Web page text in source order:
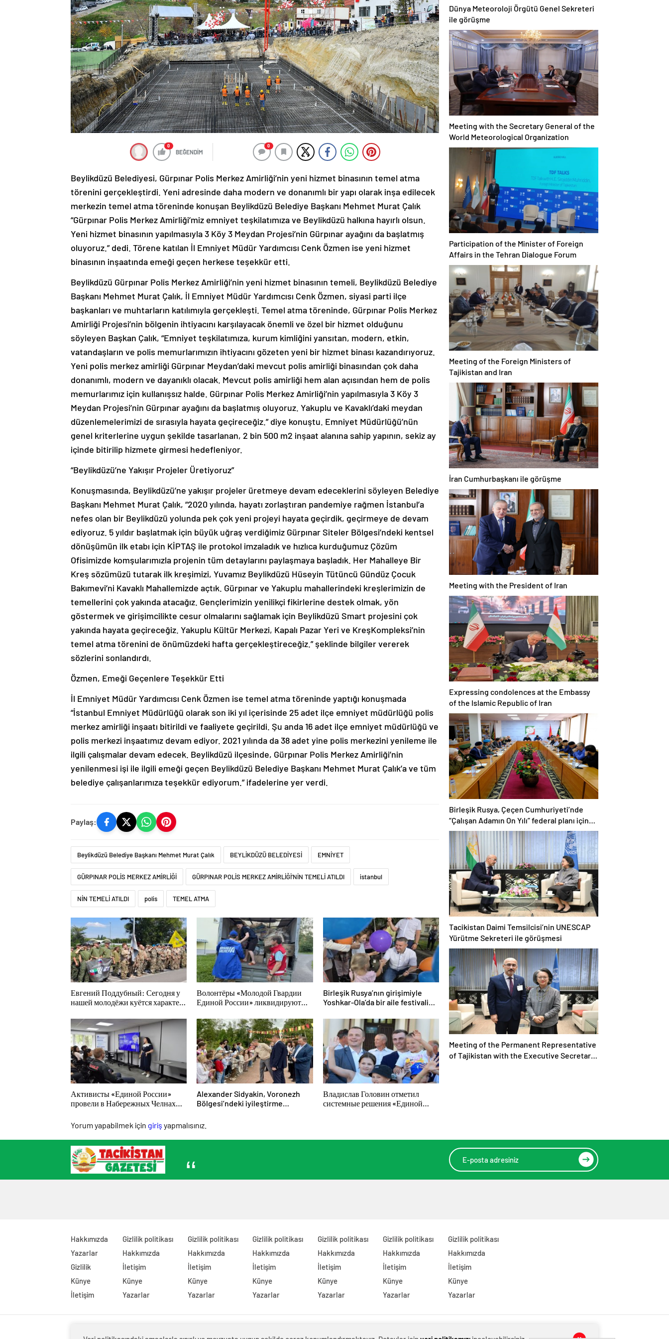
0
BEĞENDİM
0
Beylikdüzü Belediyesi, Gürpınar Polis Merkez Amirliği’nin yeni hizmet binasının temel atma
törenini gerçekleştirdi. Yeni adresinde daha modern ve donanımlı bir yapı olarak inşa edilecek
merkezin temel atma töreninde konuşan Beylikdüzü Belediye Başkanı Mehmet Murat Çalık
“Gürpınar Polis Merkez Amirliği’miz emniyet teşkilatımıza ve Beylikdüzü halkına hayırlı olsun.
Yeni hizmet binasının yapılmasıyla 3 Köy 3 Meydan Projesi’nin Gürpınar ayağını da başlatmış
oluyoruz.” dedi. Törene katılan İl Emniyet Müdür Yardımcısı Cenk Özmen ise yeni hizmet
binasının inşaatında emeği geçen herkese teşekkür etti.
Beylikdüzü Gürpınar Polis Merkez Amirliği’nin yeni hizmet binasının temeli, Beylikdüzü Belediye
Başkanı Mehmet Murat Çalık, İl Emniyet Müdür Yardımcısı Cenk Özmen, siyasi parti ilçe
başkanları ve muhtarların katılımıyla gerçekleşti. Temel atma töreninde, Gürpınar Polis Merkez
Amirliği Projesi’nin bölgenin ihtiyacını karşılayacak önemli ve özel bir hizmet olduğunu
söyleyen Başkan Çalık, “Emniyet teşkilatımıza, kurum kimliğini yansıtan, modern, etkin,
vatandaşların ve polis memurlarımızın ihtiyacını gözeten yeni bir hizmet binası kazandırıyoruz.
Yeni polis merkez amirliği Gürpınar Meydan’daki mevcut polis amirliği binasından çok daha
donanımlı, modern ve dayanıklı olacak. Mevcut polis amirliği hem alan açısından hem de polis
memurlarımız için kullanışsız halde. Gürpınar Polis Merkez Amirliği’nin yapılmasıyla 3 Köy 3
Meydan Projesi’nin Gürpınar ayağını da başlatmış oluyoruz. Yakuplu ve Kavaklı’daki meydan
düzenlemelerimizi de sırasıyla hayata geçireceğiz.” diye konuştu. Emniyet Müdürlüğü’nün
genel kriterlerine uygun şekilde tasarlanan, 2 bin 500 m2 inşaat alanına sahip yapının, sekiz ay
içinde bitirilip hizmete girmesi hedefleniyor.
“Beylikdüzü’ne Yakışır Projeler Üretiyoruz”
Konuşmasında, Beylikdüzü’ne yakışır projeler üretmeye devam edeceklerini söyleyen Belediye
Başkanı Mehmet Murat Çalık, “2020 yılında, hayatı zorlaştıran pandemiye rağmen İstanbul’a
nefes olan bir Beylikdüzü yolunda pek çok yeni projeyi hayata geçirdik, geçirmeye de devam
ediyoruz. 5 yıldır başlatmak için büyük uğraş verdiğimiz Gürpınar Siteler Bölgesi’ndeki kentsel
dönüşümün ilk etabı için KİPTAŞ ile protokol imzaladık ve hızlıca kurduğumuz Çözüm
Ofisimizde komşularımızla projenin tüm detaylarını paylaşmaya başladık. Her Mahalleye Bir
Kreş sözümüzü tutarak ilk kreşimizi, Yuvamız Beylikdüzü Hüseyin Tütüncü Gündüz Çocuk
Bakımevi’ni Kavaklı Mahallemizde açtık. Gürpınar ve Yakuplu mahallerindeki kreşlerimizin de
temellerini çok yakında atacağız. Gençlerimizin yenilikçi fikirlerine destek olmak, yön
göstermek ve girişimcilikte cesur olmalarını sağlamak için Beylikdüzü Smart projesini çok
yakında hayata geçireceğiz. Yakuplu Kültür Merkezi, Kapalı Pazar Yeri ve KreşKompleksi’nin
temel atma törenini de önümüzdeki hafta gerçekleştireceğiz.” şeklinde bilgiler vererek
sözlerini sonlandırdı.
Özmen, Emeği Geçenlere Teşekkür Etti
İl Emniyet Müdür Yardımcısı Cenk Özmen ise temel atma töreninde yaptığı konuşmada
“İstanbul Emniyet Müdürlüğü olarak son iki yıl içerisinde 25 adet ilçe emniyet müdürlüğü polis
merkez amirliği inşaatı bitirildi ve faaliyete geçirildi. Şu anda 16 adet ilçe emniyet müdürlüğü ve
polis merkezi inşaatımız devam ediyor. 2021 yılında da 38 adet yine polis merkezini yenileme ile
ilgili çalışmalar devam edecek. Beylikdüzü ilçesinde, Gürpınar Polis Merkez Amirliği’nin
yenilenmesi işi ile ilgili emeği geçen Beylikdüzü Belediye Başkanı Mehmet Murat Çalık’a ve tüm
belediye çalışanlarımıza teşekkür ediyorum.” ifadelerine yer verdi.
Paylaş:
Beylikdüzü Belediye Başkanı Mehmet Murat Çalık BEYLİKDÜZÜ BELEDİYESİ EMNİYET
GÜRPINAR POLİS MERKEZ AMİRLİĞİ GÜRPINAR POLİS MERKEZ AMİRLİĞİ’NİN TEMELİ ATILDI istanbul
NİN TEMELİ ATILDI polis TEMEL ATMA
Евгений Поддубный: Сегодня у
нашей молодёжи куётся характер
Волонтёры «Молодой Гвардии
Единой России» ликвидируют
Дальнем Востоке
Birleşik Rusya’nın girişimiyle
Yoshkar-Ola’da bir aile festivali
Активисты «Единой России»
провели в Набережных Челнах
для молодых специалистов
КАМАЗа
Alexander Sidyakin, Voronezh
Bölgesi’ndeki iyileştirme
Владислав Головин отметил
системные решения «Единой
области
Yorum yapabilmek için giriş yapmalısınız.
Dünya Meteoroloji Örgütü Genel Sekreteri
ile görüşme
Meeting with the Secretary General of the
World Meteorological Organization
Participation of the Minister of Foreign
Affairs in the Tehran Dialogue Forum
Meeting of the Foreign Ministers of
Tajikistan and Iran
İran Cumhurbaşkanı ile görüşme
Meeting with the President of Iran
Expressing condolences at the Embassy
of the Islamic Republic of Iran
Birleşik Rusya, Çeçen Cumhuriyeti’nde
“Çalışan Adamın On Yılı” federal planı için
bir dizi öneri düzenledi
Tacikistan Daimi Temsilcisi’nin UNESCAP
Yürütme Sekreteri ile görüşmesi
Meeting of the Permanent Representative
of Tajikistan with the Executive Secretary
Hakkımızda
Yazarlar
Gizlilik
Künye
İletişim
Gizlilik politikası
Hakkımızda
İletişim
Künye
Yazarlar
Gizlilik politikası
Hakkımızda
İletişim
Künye
Yazarlar
Gizlilik politikası
Hakkımızda
İletişim
Künye
Yazarlar
Gizlilik politikası
Hakkımızda
İletişim
Künye
Yazarlar
Gizlilik politikası
Hakkımızda
İletişim
Künye
Yazarlar
Gizlilik politikası
Hakkımızda
İletişim
Künye
Yazarlar